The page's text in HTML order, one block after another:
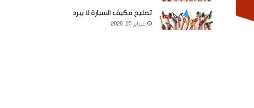
تصليح مكيف السيارة لا يبرد
فبراير 25, 2026